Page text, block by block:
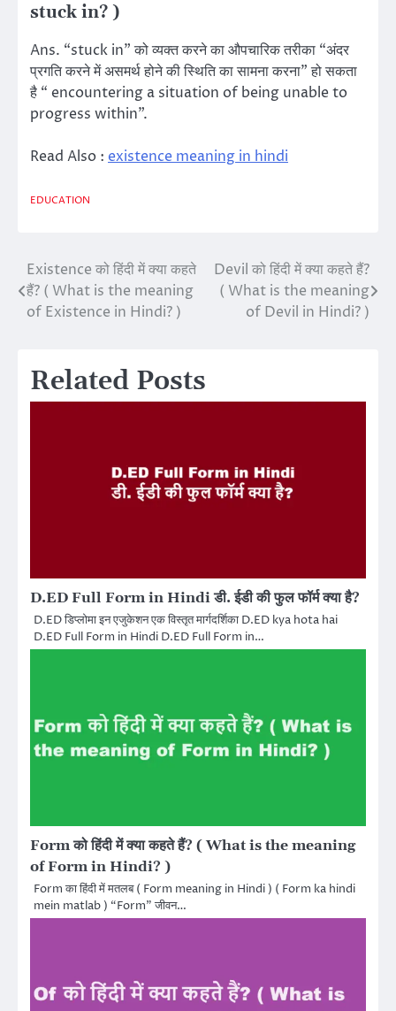
stuck in? )
Ans. “stuck in” को व्यक्त करने का औपचारिक तरीका “अंदर
प्रगति करने में असमर्थ होने की स्थिति का सामना करना” हो सकता
है “ encountering a situation of being unable to
progress within”.
Read Also : existence meaning in hindi
EDUCATION
Post
navigation
Existence को हिंदी में क्या कहते
हैं? ( What is the meaning
of Existence in Hindi? )
Devil को हिंदी में क्या कहते हैं?
( What is the meaning
of Devil in Hindi? )
Related Posts
D.ED Full Form in Hindi डी. ईडी की फुल फॉर्म क्या है?
D.ED डिप्लोमा इन एजुकेशन एक विस्तृत मार्गदर्शिका D.ED kya hota hai
D.ED Full Form in Hindi D.ED Full Form in…
Form को हिंदी में क्या कहते हैं? ( What is the meaning
of Form in Hindi? )
Form का हिंदी में मतलब ( Form meaning in Hindi ) ( Form ka hindi
mein matlab ) “Form” जीवन…